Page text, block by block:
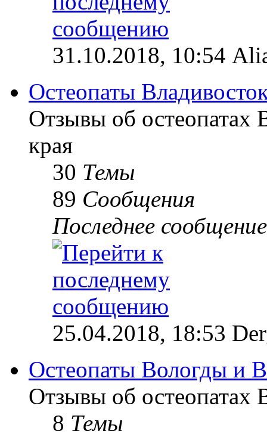
31.10.2018, 10:54
Остеопаты
Отзывы об остеопатах
края
30 Темы
89 Сообщения
Последнее сообщение
25.04.2018, 18:53
Остеопаты Вологды и
Отзывы об остеопатах
8 Темы